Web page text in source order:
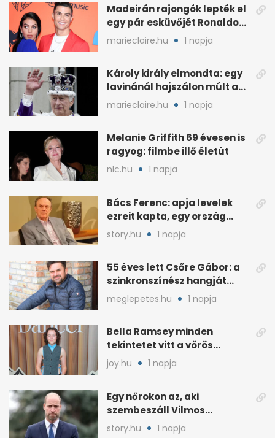
Madeirán rajongók lepték el
egy pár esküvőjét Ronaldo
miatt
marieclaire.hu 1 napja
Károly király elmondta: egy
lavinánál hajszálon múlt az
élete
marieclaire.hu 1 napja
Melanie Griffith 69 évesen is
ragyog: filmbe illő életút
nlc.hu 1 napja
Bács Ferenc: apja levelek
ezreit kapta, egy ország
rajongott érte
story.hu 1 napja
55 éves lett Csőre Gábor: a
szinkronszínész hangját
mindenki ismeri
meglepetes.hu 1 napja
Bella Ramsey minden
tekintetet vitt a vörös
szőnyegen, a kritikák
ellenére
joy.hu 1 napja
Egy nőrokon az, aki
szembeszáll Vilmos
herceggel, ha elszáll
story.hu 1 napja